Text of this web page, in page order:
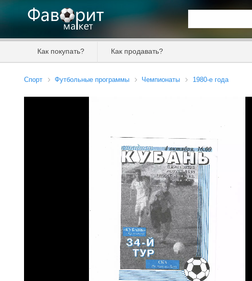
Как покупать? Как продавать?
Спорт Футбольные программы Чемпионаты 1980-е года